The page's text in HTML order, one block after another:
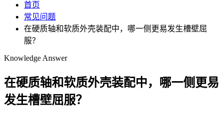
首页
常见问题
在硬质轴和软质外壳装配中，哪一侧更易发生槽壁屈
服？
Knowledge Answer
在硬质轴和软质外壳装配中，哪一侧更易
发生槽壁屈服？